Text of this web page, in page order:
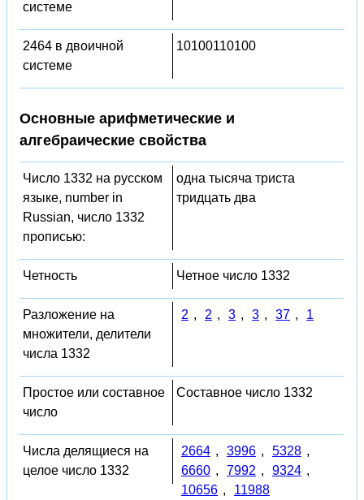
системе
2464 в двоичной
системе
10100110100
Основные арифметические и
алгебраические свойства
Число 1332 на русском
языке, number in
Russian, число 1332
прописью:
одна тысяча триста
тридцать два
Четность Четное число 1332
Разложение на
множители, делители
числа 1332
2 , 2 , 3 , 3 , 37 , 1
Простое или составное
число
Составное число 1332
Числа делящиеся на
целое число 1332
2664 , 3996 , 5328 ,
6660 , 7992 , 9324 ,
10656 , 11988